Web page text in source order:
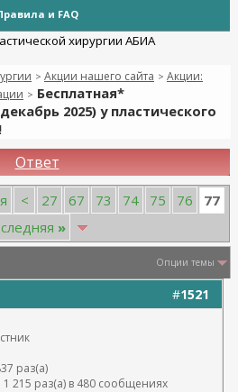
и FAQ
> Акции нашего сайта > Акции:
> Бесплатная*
2025) у пластического
Ответ
< 27 67 73 74 75 76
77
»
Опции темы
#1521
раз(а)
215 раз(а) в 480 сообщениях